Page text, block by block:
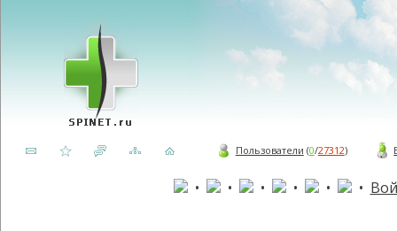
Пользователи (0/27312)
• • • • • •